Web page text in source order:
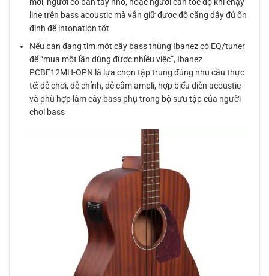
line trên bass acoustic mà vẫn giữ được độ căng dây đủ ổn
định để intonation tốt
Nếu bạn đang tìm một cây bass thùng Ibanez có EQ/tuner
để “mua một lần dùng được nhiều việc”, Ibanez
PCBE12MH-OPN là lựa chọn tập trung đúng nhu cầu thực
tế: dễ chơi, dễ chỉnh, dễ cắm ampli, hợp biểu diễn acoustic
và phù hợp làm cây bass phụ trong bộ sưu tập của người
chơi bass